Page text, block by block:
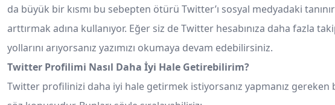
da büyük bir kısmı bu sebepten ötürü Twitter’ı sosyal medyadaki
arttırmak adına kullanıyor. Eğer siz de Twitter hesabınıza daha fazla
yollarını arıyorsanız yazımızı okumaya devam edebilirsiniz.
Twitter Profilimi Nasıl Daha İyi Hale Getirebilirim?
Twitter profilinizi daha iyi hale getirmek istiyorsanız yapmanız gereken